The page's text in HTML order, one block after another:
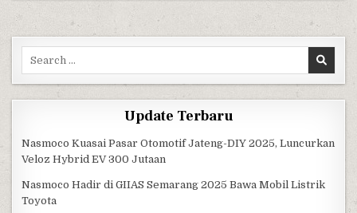
Search for:
Update Terbaru
Nasmoco Kuasai Pasar Otomotif Jateng-DIY 2025, Luncurkan
Veloz Hybrid EV 300 Jutaan
Nasmoco Hadir di GIIAS Semarang 2025 Bawa Mobil Listrik
Toyota